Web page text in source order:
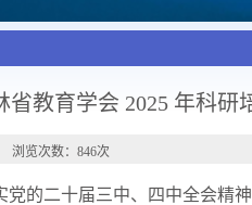
教育学会 2025 年科研
浏览次数：846次
的二十届三中、四中全会精